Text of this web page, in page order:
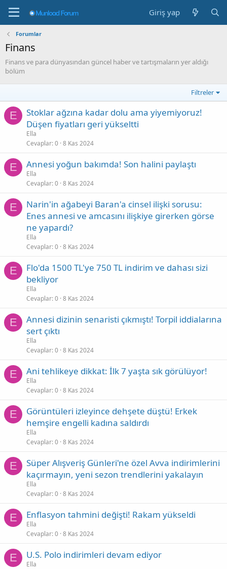
Giriş yap
Forumlar
Finans
Finans ve para dünyasından güncel haber ve tartışmaların yer aldığı
bölüm
Filtreler
E
Stoklar ağzına kadar dolu ama yiyemiyoruz!
Düşen fiyatları geri yükseltti
Ella
Cevaplar 0 8 Kas 2024
E Annesi yoğun bakımda! Son halini paylaştı
Ella
Cevaplar 0 8 Kas 2024
E
Narin'in ağabeyi Baran'a cinsel ilişki sorusu:
Enes annesi ve amcasını ilişkiye girerken görse
ne yapardı?
Ella
Cevaplar 0 8 Kas 2024
E
Flo'da 1500 TL'ye 750 TL indirim ve dahası sizi
bekliyor
Ella
Cevaplar 0 8 Kas 2024
E
Annesi dizinin senaristi çıkmıştı! Torpil iddialarına
sert çıktı
Ella
Cevaplar 0 8 Kas 2024
E Ani tehlikeye dikkat: İlk 7 yaşta sık görülüyor!
Ella
Cevaplar 0 8 Kas 2024
E
Görüntüleri izleyince dehşete düştü! Erkek
hemşire engelli kadına saldırdı
Ella
Cevaplar 0 8 Kas 2024
E
Süper Alışveriş Günleri'ne özel Avva indirimlerini
kaçırmayın, yeni sezon trendlerini yakalayın
Ella
Cevaplar 0 8 Kas 2024
E Enflasyon tahmini değişti! Rakam yükseldi
Ella
Cevaplar 0 8 Kas 2024
E U.S. Polo indirimleri devam ediyor
Ella